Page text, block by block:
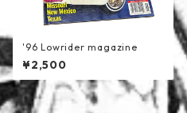
'96 Lowrider magazine
¥2,500